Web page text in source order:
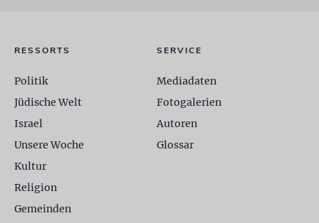
RESSORTS
Politik
Jüdische Welt
Israel
Unsere Woche
Kultur
Religion
Gemeinden
SERVICE
Mediadaten
Fotogalerien
Autoren
Glossar